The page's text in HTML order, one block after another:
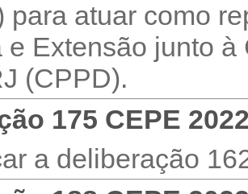
para atuar como
e Extensão junto
(CPPD).
175 CEPE
a deliberação